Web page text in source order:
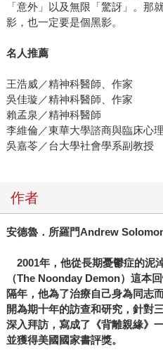
「意外」以及無限「驚訝」。那
影，也一定要是個黑影。
名人推薦
王浩威／精神科醫師、作家
吳佳璇／精神科醫師、作家
賴孟泉／精神科醫師
李維倫／東華大學諮商與臨床心
吳嘉苓／台大學社會學系副教授
作者
安德魯．所羅門Andrew
2001年，他從長期憂鬱症的泥
（The Noonday Demon）這本
隔年，他為了治療自己身為同志
開為期十年的訪查和研究，針對
深入拜訪，寫成了《背離親緣》
並獲得美國國家書評獎。